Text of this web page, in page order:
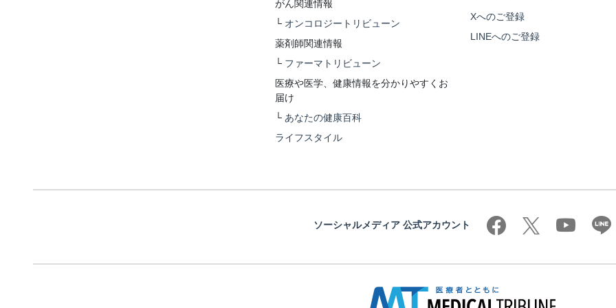
がん関連情報
└ オンコロジートリビューン
薬剤師関連情報
└ ファーマトリビューン
医療や医学、健康情報を分かりやすくお
届け
└ あなたの健康百科
ライフスタイル
Xへのご登録
LINEへのご登録
ソーシャルメディア 公式アカウント